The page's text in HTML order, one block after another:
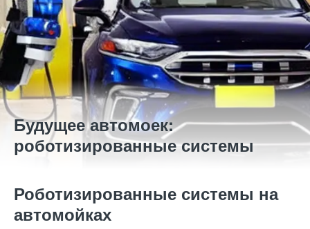
Будущее автомоек:
роботизированные системы
Роботизированные системы на
автомойках